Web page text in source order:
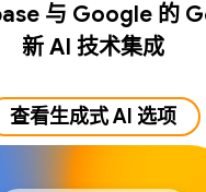
与 Google 的
新 AI 技术集成
查看生成式 AI 选项